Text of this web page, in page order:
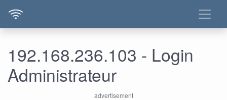
192.168.236.103 - Login
Administrateur